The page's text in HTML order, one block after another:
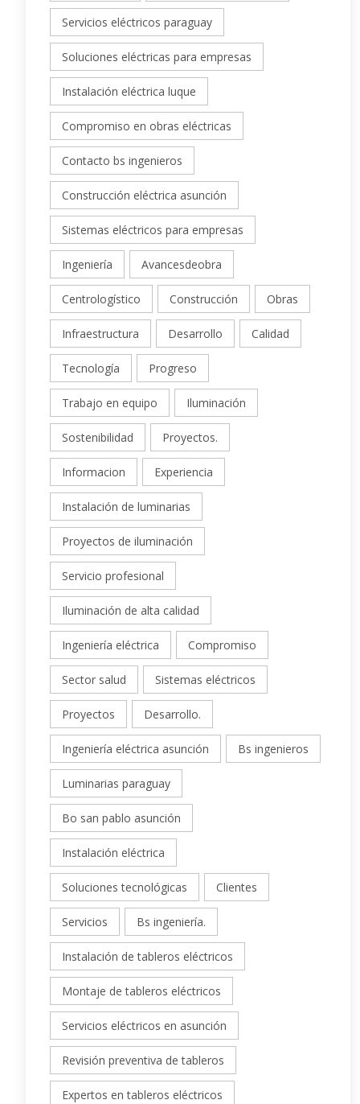
Servicios eléctricos paraguay
Soluciones eléctricas para empresas
Instalación eléctrica luque
Compromiso en obras eléctricas
Contacto bs ingenieros
Construcción eléctrica asunción
Sistemas eléctricos para empresas
Ingeniería Avancesdeobra
Centrologístico Construcción Obras
Infraestructura Desarrollo Calidad
Tecnología Progreso
Trabajo en equipo Iluminación
Sostenibilidad Proyectos.
Informacion Experiencia
Instalación de luminarias
Proyectos de iluminación
Servicio profesional
Iluminación de alta calidad
Ingeniería eléctrica Compromiso
Sector salud Sistemas eléctricos
Proyectos Desarrollo.
Ingeniería eléctrica asunción Bs ingenieros
Luminarias paraguay
Bo san pablo asunción
Instalación eléctrica
Soluciones tecnológicas Clientes
Servicios Bs ingeniería.
Instalación de tableros eléctricos
Montaje de tableros eléctricos
Servicios eléctricos en asunción
Revisión preventiva de tableros
Expertos en tableros eléctricos